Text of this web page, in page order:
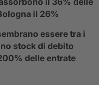
il 26%
essere tra i
stock di debito
delle entrate